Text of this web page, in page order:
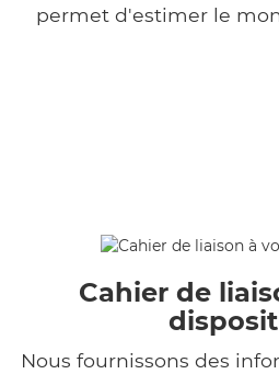
permet d'estimer le
Cahier de
Nous fournissons des